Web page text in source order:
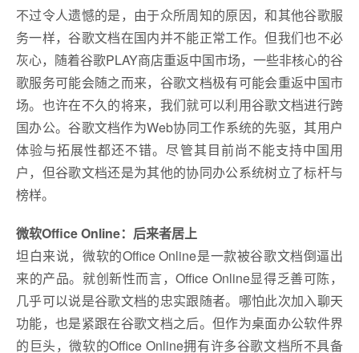
不过令人遗憾的是，由于众所周知的原因，和其他谷歌服
务一样，谷歌文档在国内并不能正常工作。但我们也不必
灰心，随着谷歌PLAY商店重返中国市场，一些非核心的谷
歌服务可能会随之而来，谷歌文档极有可能会重返中国市
场。也许在不久的将来，我们就可以利用谷歌文档进行跨
国办公。谷歌文档作为Web协同工作系统的先驱，其用户
体验与拓展性都还不错。尽管其目前尚不能支持中国用
户，但谷歌文档还是为其他的协同办公系统树立了标杆与
榜样。
微软Office Online：后来者居上
坦白来说，微软的Office Online是一款被谷歌文档倒逼出
来的产品。就创新性而言，Office Online显得乏善可陈，
几乎可以说是谷歌文档的忠实跟随者。哪怕此次加入聊天
功能，也是紧跟在谷歌文档之后。但作为桌面办公软件界
的巨头，微软的Office Online拥有许多谷歌文档所不具备